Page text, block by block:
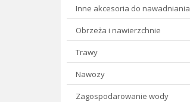
Inne akcesoria do nawadniania
Obrzeża i nawierzchnie
Trawy
Nawozy
Zagospodarowanie wody